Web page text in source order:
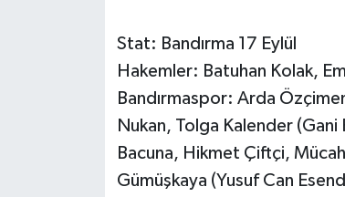
Stat: Bandırma 17 Eylül
Hakemler: Batuhan Kolak,
Bandırmaspor: Arda
Nukan, Tolga Kalender
Bacuna, Hikmet Çiftçi,
Gümüşkaya (Yusuf Can